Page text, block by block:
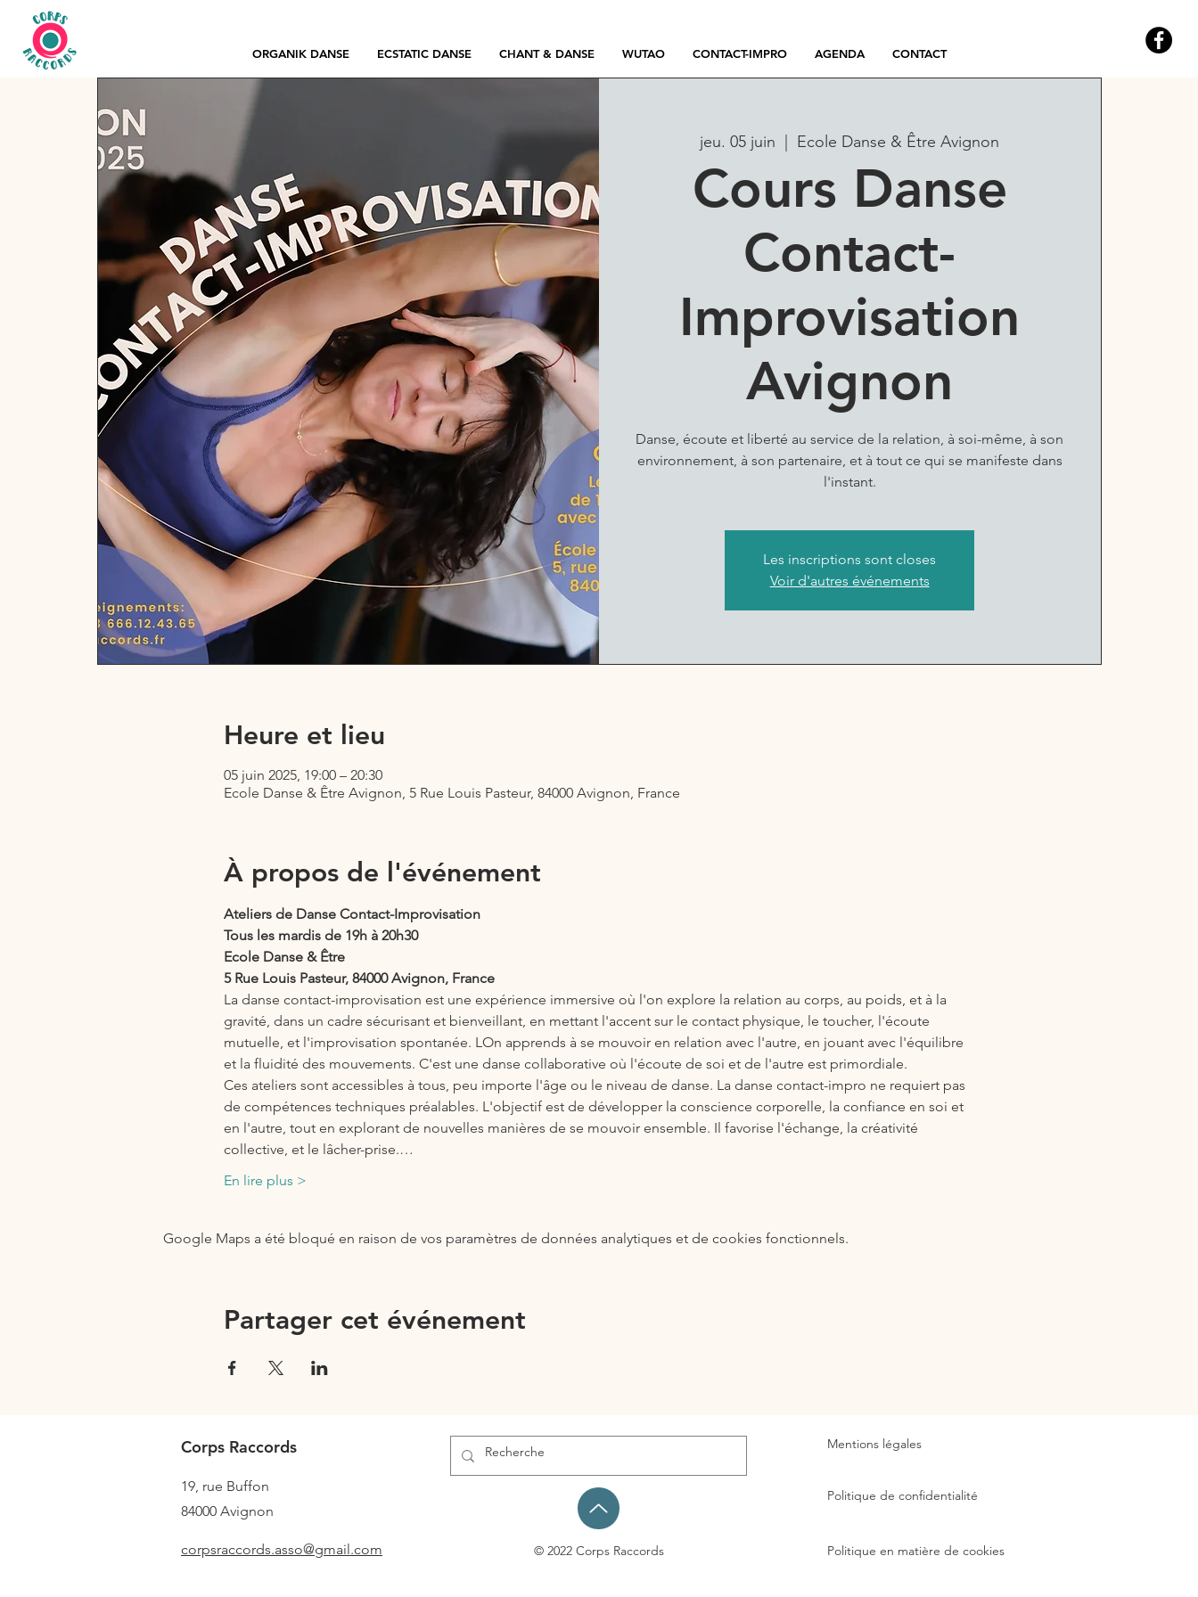
ORGANIK DANSE ECSTATIC DANSE CHANT & DANSE WUTAO CONTACT-IMPRO AGENDA CONTACT
jeu. 05 juin Ecole Danse & Être Avignon
Cours Danse
Contact-
Improvisation
Avignon
Danse, écoute et liberté au service de la relation, à soi-même, à son
environnement, à son partenaire, et à tout ce qui se manifeste dans
l'instant.
Les inscriptions sont closes
Voir d'autres événements
Heure et lieu
05 juin 2025, 19:00 – 20:30
Ecole Danse & Être Avignon, 5 Rue Louis Pasteur, 84000 Avignon, France
À propos de l'événement
Ateliers de Danse Contact-Improvisation
Tous les mardis de 19h à 20h30
Ecole Danse & Être
5 Rue Louis Pasteur, 84000 Avignon, France
La danse contact-improvisation est une expérience immersive où l'on explore la relation au corps, au poids, et à la
gravité, dans un cadre sécurisant et bienveillant, en mettant l'accent sur le contact physique, le toucher, l'écoute
mutuelle, et l'improvisation spontanée. LOn apprends à se mouvoir en relation avec l'autre, en jouant avec l'équilibre
et la fluidité des mouvements. C'est une danse collaborative où l'écoute de soi et de l'autre est primordiale.
Ces ateliers sont accessibles à tous, peu importe l'âge ou le niveau de danse. La danse contact-impro ne requiert pas
de compétences techniques préalables. L'objectif est de développer la conscience corporelle, la confiance en soi et
en l'autre, tout en explorant de nouvelles manières de se mouvoir ensemble. Il favorise l'échange, la créativité
collective, et le lâcher-prise.…
En lire plus >
Google Maps a été bloqué en raison de vos paramètres de données analytiques et de cookies fonctionnels.
Partager cet événement
Corps Raccords
19, rue Buffon
84000 Avignon
corpsraccords.asso@gmail.com © 2022 Corps Raccords
Mentions légales
Politique de confidentialité
Politique en matière de cookies